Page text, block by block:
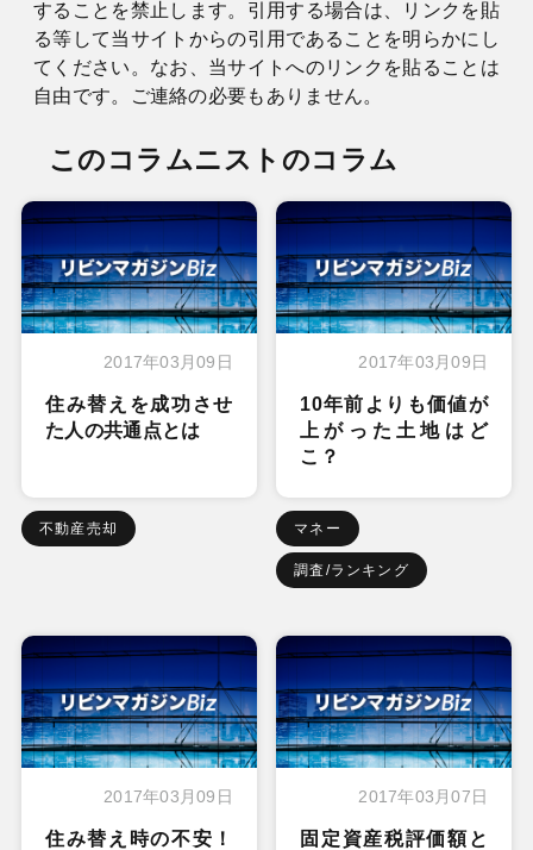
することを禁止します。引用する場合は、リンクを貼
る等して当サイトからの引用であることを明らかにし
てください。なお、当サイトへのリンクを貼ることは
自由です。ご連絡の必要もありません。
このコラムニストのコラム
2017年03月09日
住み替えを成功させ
た人の共通点とは
不動産売却
2017年03月09日
10年前よりも価値が
上がった土地はど
こ？
マネー
調査/ランキング
2017年03月09日
住み替え時の不安！
2017年03月07日
固定資産税評価額と